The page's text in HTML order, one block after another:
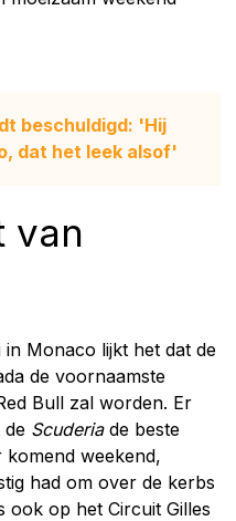
beschuldigd: 'Hij
dat het leek alsof'
van
Monaco lijkt het dat de
de voornaamste
Bull zal worden. Er
de Scuderiade beste
weekend,
had om over de kerbs
ook op het Circuit Gilles